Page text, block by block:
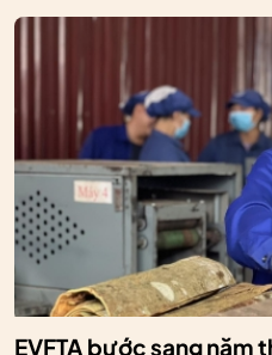
EVFTA bước sang năm